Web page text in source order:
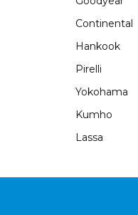
Continental
Hankook
Pirelli
Yokohama
Kumho
Lassa